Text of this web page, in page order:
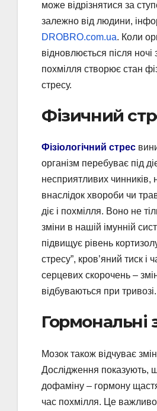
може відрізнятися за
залежно від людини,
DROBRO.com.ua. Коли
відновлюється після ночі
похмілля створює стан
стресу.
Фізичний
Фізіологічний стрес
організм перебуває під
несприятливих чинників,
внаслідок хвороби чи
діє і похмілля. Воно не
зміни в нашій імунній
підвищує рівень
стресу”, кров’яний тиск і
серцевих скорочень –
відбуваються при тривозі.
Гормональні
Мозок також відчуває
Дослідження показують,
дофаміну – гормону
час похмілля. Це